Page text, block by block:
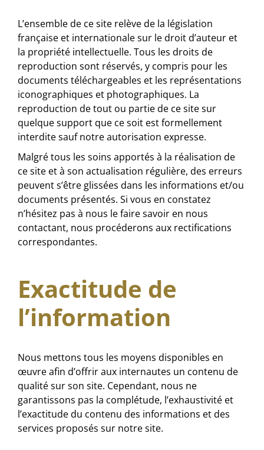
L’ensemble de ce site relève de la législation
française et internationale sur le droit d’auteur et
la propriété intellectuelle. Tous les droits de
reproduction sont réservés, y compris pour les
documents téléchargeables et les représentations
iconographiques et photographiques. La
reproduction de tout ou partie de ce site sur
quelque support que ce soit est formellement
interdite sauf notre autorisation expresse.
Malgré tous les soins apportés à la réalisation de
ce site et à son actualisation régulière, des erreurs
peuvent s’être glissées dans les informations et/ou
documents présentés. Si vous en constatez
n’hésitez pas à nous le faire savoir en nous
contactant, nous procéderons aux rectifications
correspondantes.
Exactitude de
l’information
Nous mettons tous les moyens disponibles en
œuvre afin d’offrir aux internautes un contenu de
qualité sur son site. Cependant, nous ne
garantissons pas la complétude, l’exhaustivité et
l’exactitude du contenu des informations et des
services proposés sur notre site.